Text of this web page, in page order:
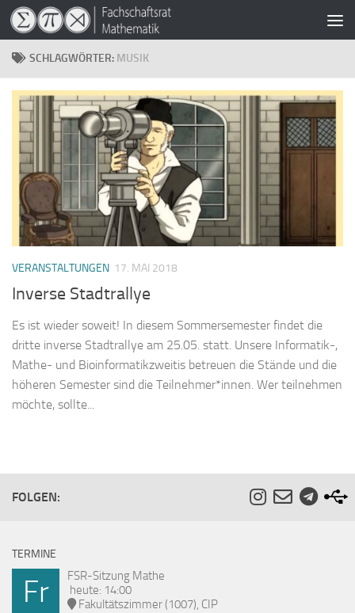
Zum Inhalt springen
SCHLAGWÖRTER: MUSIK
VERANSTALTUNGEN 17. MAI 2018
Inverse Stadtrallye
Es ist wieder soweit! In diesem Sommersemester findet die
dritte inverse Stadtrallye am 25.05. statt. Unsere Informatik-,
Mathe- und Bioinformatikzweitis betreuen die Stände und die
höheren Semester sind die Teilnehmer*innen. Wer teilnehmen
möchte, sollte...
FOLGEN:
TERMINE
Fr
FSR-Sitzung Mathe
heute: 14:00
Fakultätszimmer (1007), CIP